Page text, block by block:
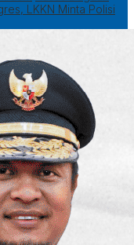
LKKN Minta Polisi